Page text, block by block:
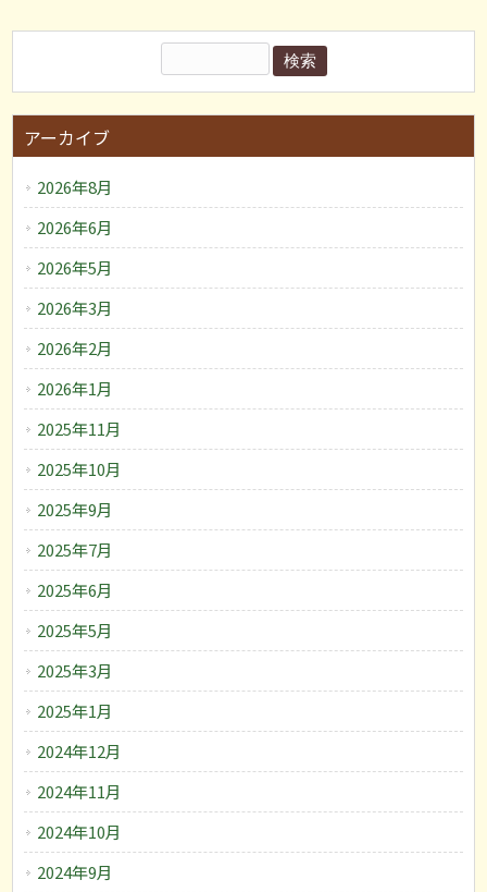
アーカイブ
2026年8月
2026年6月
2026年5月
2026年3月
2026年2月
2026年1月
2025年11月
2025年10月
2025年9月
2025年7月
2025年6月
2025年5月
2025年3月
2025年1月
2024年12月
2024年11月
2024年10月
2024年9月